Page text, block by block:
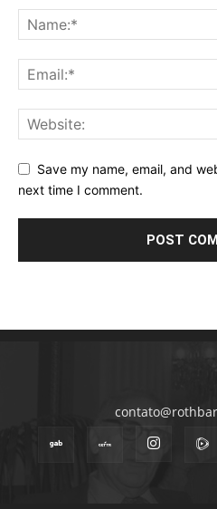
Save my name, email, and
next time I comment.